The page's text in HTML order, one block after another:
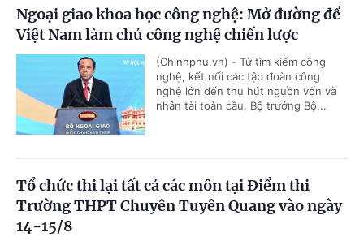
Ngoại giao khoa học công nghệ: Mở đường để
Việt Nam làm chủ công nghệ chiến lược
(Chinhphu.vn) - Từ tìm kiếm công
nghệ, kết nối các tập đoàn công
nghệ lớn đến thu hút nguồn vốn và
nhân tài toàn cầu, Bộ trưởng Bộ...
Tổ chức thi lại tất cả các môn tại Điểm thi
Trường THPT Chuyên Tuyên Quang vào ngày
14-15/8